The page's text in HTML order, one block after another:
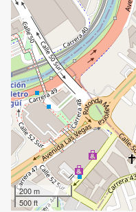
200 m
500 ft